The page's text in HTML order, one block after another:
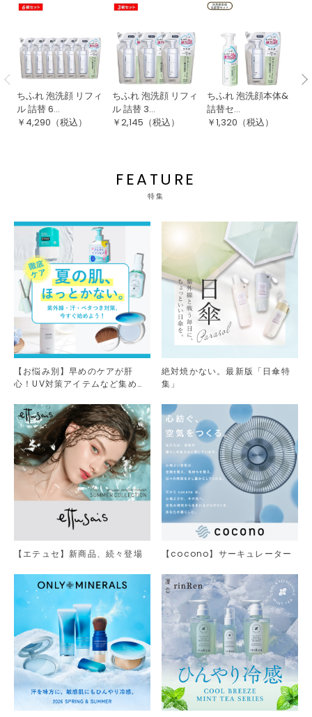
ちふれ 泡洗顔 リフィ
ル 詰替 6...
￥ 4,290 （税込）
ちふれ 泡洗顔 リフィ
ル 詰替 3...
￥2,145 （税込）
ちふれ 泡洗顔本体&
詰替セ...
￥1,320 （税込）
FEATURE
特集
【お悩み別】早めのケアが肝
心！UV対策アイテムなど集めま
絶対焼かない。最新版「日傘特
集」
【エテュセ】新商品、続々登場 【cocono】サーキュレーター